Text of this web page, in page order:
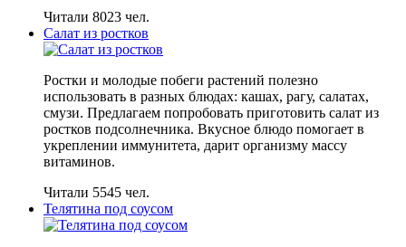
Читали 8023 чел.
Салат из ростков
Ростки и молодые побеги растений полезно
использовать в разных блюдах: кашах, рагу, салатах,
смузи. Предлагаем попробовать приготовить салат из
ростков подсолнечника. Вкусное блюдо помогает в
укреплении иммунитета, дарит организму массу
витаминов.
Читали 5545 чел.
Телятина под соусом